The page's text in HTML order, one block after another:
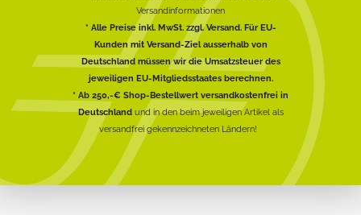
Versandinformationen
* Alle Preise inkl. MwSt. zzgl. Versand. Für EU-
Kunden mit Versand-Ziel ausserhalb von
Deutschland müssen wir die Umsatzsteuer des
jeweiligen EU-Mitgliedsstaates berechnen.
* Ab 250,-€ Shop-Bestellwert versandkostenfrei in
Deutschlandund in den beim jeweiligen Artikel als
versandfrei gekennzeichneten Ländern!